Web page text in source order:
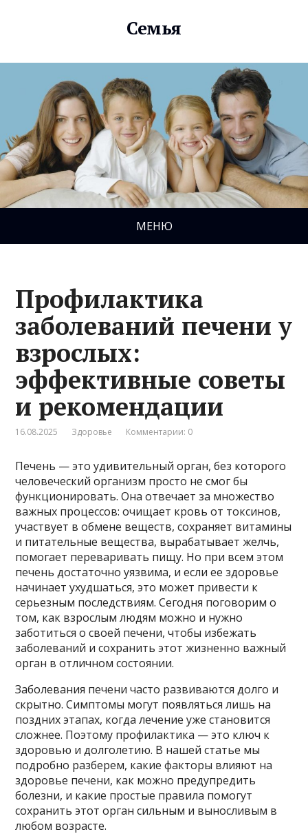
Семья
МЕНЮ
Профилактика
заболеваний печени у
взрослых:
эффективные советы
и рекомендации
16.08.2025 Здоровье Комментарии: 0
Печень — это удивительный орган, без которого
человеческий организм просто не смог бы
функционировать. Она отвечает за множество
важных процессов: очищает кровь от токсинов,
участвует в обмене веществ, сохраняет витамины
и питательные вещества, вырабатывает желчь,
помогает переваривать пищу. Но при всем этом
печень достаточно уязвима, и если ее здоровье
начинает ухудшаться, это может привести к
серьезным последствиям. Сегодня поговорим о
том, как взрослым людям можно и нужно
заботиться о своей печени, чтобы избежать
заболеваний и сохранить этот жизненно важный
орган в отличном состоянии.
Заболевания печени часто развиваются долго и
скрытно. Симптомы могут появляться лишь на
поздних этапах, когда лечение уже становится
сложнее. Поэтому профилактика — это ключ к
здоровью и долголетию. В нашей статье мы
подробно разберем, какие факторы влияют на
здоровье печени, как можно предупредить
болезни, и какие простые правила помогут
сохранить этот орган сильным и выносливым в
любом возрасте.